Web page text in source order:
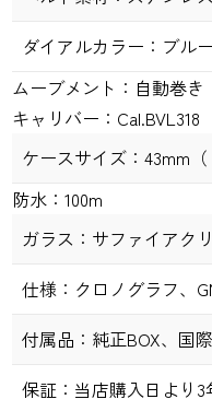
ダイアルカラー： ブルー
ムーブメント： 自動巻き
キャリバー： Cal.BVL318
ケースサイズ： 43mm
防水：100m
ガラス： サファイアク
仕様： クロノグラフ、
付属品： 純正BOX、国
保証： 当店購入日より 3